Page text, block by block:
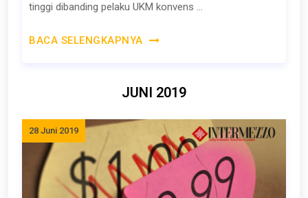
tinggi dibanding pelaku UKM konvens ...
BACA SELENGKAPNYA
JUNI 2019
28 Juni 2019